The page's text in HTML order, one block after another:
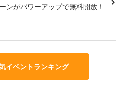
ンがパワーアップで無料開放！
イベントランキング